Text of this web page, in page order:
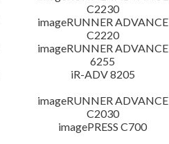
C2230
imageRUNNER ADVANCE
C2220
imageRUNNER ADVANCE
6255
iR-ADV 8205
imageRUNNER ADVANCE
C2030
imagePRESS C700